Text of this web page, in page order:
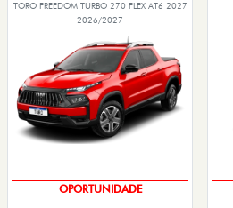
TORO FREEDOM TURBO 270 FLEX AT6 2027
2026/2027
SUPERVALORIZAÇÃO DO USADO